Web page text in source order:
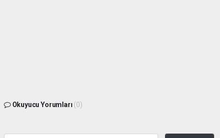
Okuyucu Yorumları (0)